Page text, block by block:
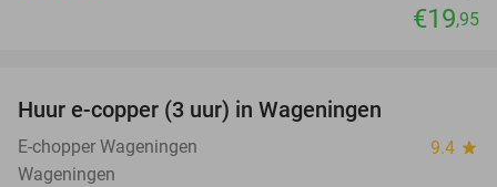
€19,95
TODAY
Huur e-copper (3 uur) in Wageningen
E-chopper Wageningen 9.4 star
Wageningen